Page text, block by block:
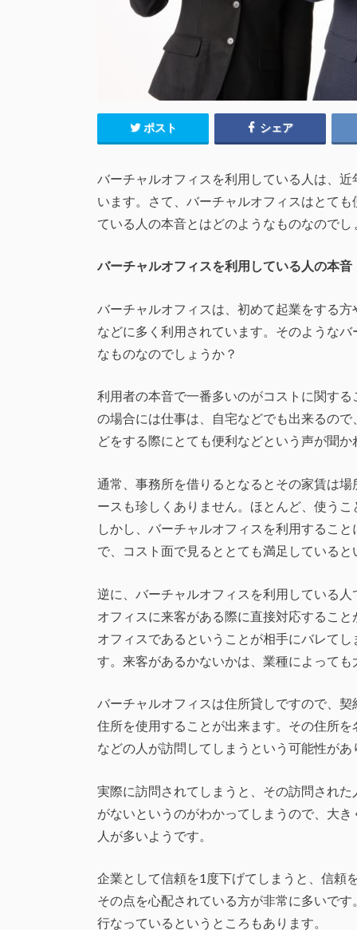
ポスト シェア
バーチャルオフィスを利用している人は、
います。さて、バーチャルオフィスはとて
ている人の本音とはどのようなものなのでし
バーチャルオフィスを利用している人の本音
バーチャルオフィスは、初めて起業をする
などに多く利用されています。そのような
なものなのでしょうか？
利用者の本音で一番多いのがコストに関す
の場合には仕事は、自宅などでも出来るの
どをする際にとても便利などという声が聞か
通常、事務所を借りるとなるとその家賃は
ースも珍しくありません。ほとんど、使う
しかし、バーチャルオフィスを利用するこ
で、コスト面で見るととても満足している
逆に、バーチャルオフィスを利用している
オフィスに来客がある際に直接対応するこ
オフィスであるということが相手にバレて
す。来客があるかないかは、業種によって
バーチャルオフィスは住所貸しですので、
住所を使用することが出来ます。その住所
などの人が訪問してしまうという可能性があ
実際に訪問されてしまうと、その訪問され
がないというのがわかってしまうので、大
人が多いようです。
企業として信頼を1度下げてしまうと、信頼
その点を心配されている方が非常に多いで
行なっているというところもあります。